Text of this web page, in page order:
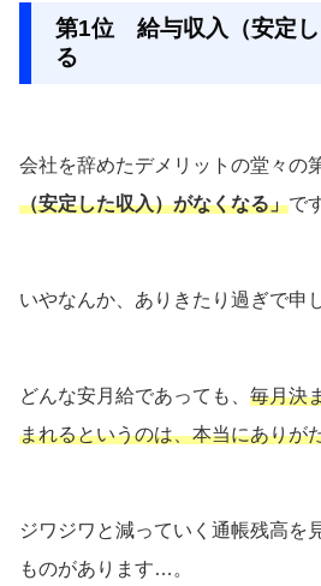
第1位 給与収入（安定
る
会社を辞めたデメリットの堂々の
（安定した収入）がなくなる」で
いやなんか、ありきたり過ぎで申
どんな安月給であっても、 毎月決
まれるというのは、本当にありが
ジワジワと減っていく通帳残高を
ものがあります…。